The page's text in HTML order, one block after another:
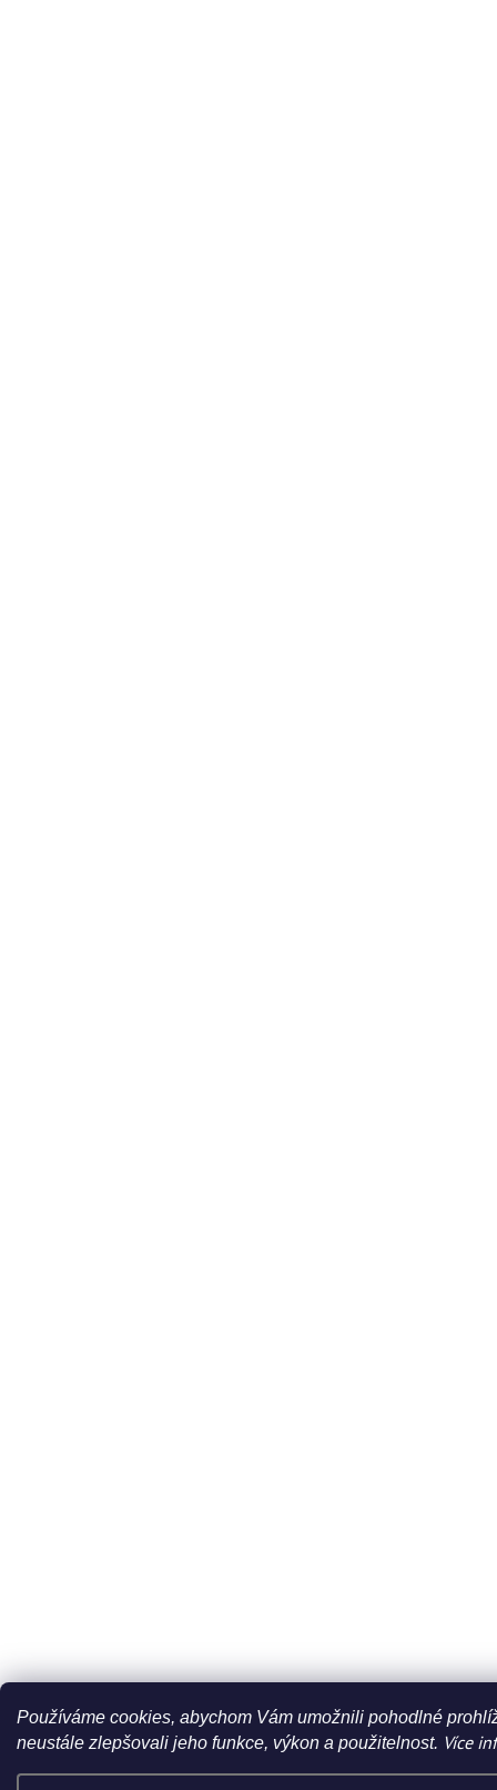
Používáme cookies, abychom Vám umožnili pohodlné
neustále zlepšovali jeho funkce, výkon a použitelnost. Více